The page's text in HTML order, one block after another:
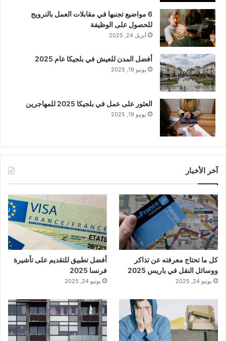
6 مواضيع تجنبها في مقابلات العمل بالنرويج
للحصول على الوظيفة
أبريل 24, 2025
أفضل المدن للعيش في بلجيكا عام 2025
يونيو 19, 2025
العثور على عمل في بلجيكا 2025 للمهاجرين
يونيو 19, 2025
آخر الأخبار
كل ما تحتاج معرفته عن تذاكر
ووسائل النقل في باريس 2025
يونيو 24, 2025
أفضل تطبيق للتقديم على تأشيرة
فرنسا 2025
يونيو 24, 2025